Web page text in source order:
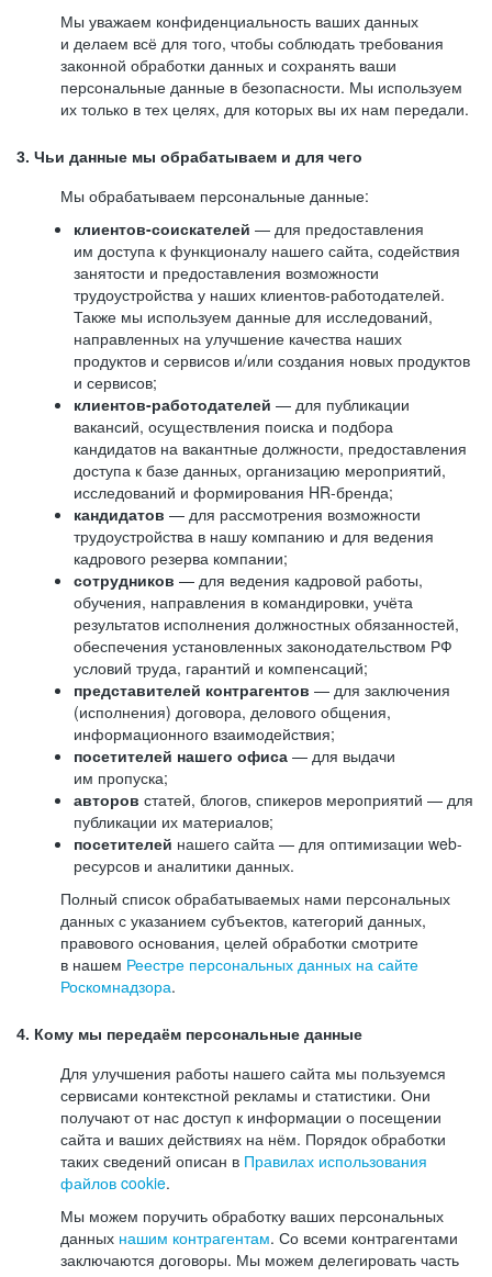
Мы уважаем конфиденциальность ваших данных
и делаем всё для того, чтобы соблюдать требования
законной обработки данных и сохранять ваши
персональные данные в безопасности. Мы используем
их только в тех целях, для которых вы их нам передали.
3. Чьи данные мы обрабатываем и для чего
Мы обрабатываем персональные данные:
клиентов-соискателей — для предоставления
им доступа к функционалу нашего сайта, содействия
занятости и предоставления возможности
трудоустройства у наших клиентов-работодателей.
Также мы используем данные для исследований,
направленных на улучшение качества наших
продуктов и сервисов и/или создания новых продуктов
и сервисов;
клиентов-работодателей — для публикации
вакансий, осуществления поиска и подбора
кандидатов на вакантные должности, предоставления
доступа к базе данных, организацию мероприятий,
исследований и формирования HR-бренда;
кандидатов — для рассмотрения возможности
трудоустройства в нашу компанию и для ведения
кадрового резерва компании;
сотрудников — для ведения кадровой работы,
обучения, направления в командировки, учёта
результатов исполнения должностных обязанностей,
обеспечения установленных законодательством РФ
условий труда, гарантий и компенсаций;
представителей контрагентов — для заключения
(исполнения) договора, делового общения,
информационного взаимодействия;
посетителей нашего офиса — для выдачи
им пропуска;
авторов статей, блогов, спикеров мероприятий — для
публикации их материалов;
посетителей нашего сайта — для оптимизации web-
ресурсов и аналитики данных.
Полный список обрабатываемых нами персональных
данных с указанием субъектов, категорий данных,
правового основания, целей обработки смотрите
в нашем Реестре персональных данных на сайте
Роскомнадзора.
4. Кому мы передаём персональные данные
Для улучшения работы нашего сайта мы пользуемся
сервисами контекстной рекламы и статистики. Они
получают от нас доступ к информации о посещении
сайта и ваших действиях на нём. Порядок обработки
таких сведений описан в Правилах использования
файлов cookie.
Мы можем поручить обработку ваших персональных
данных нашим контрагентам. Со всеми контрагентами
заключаются договоры. Мы можем делегировать часть